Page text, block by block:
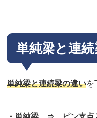
単純梁と連
単純梁と連続梁の違いを
・単純梁 ⇒ ピン支点